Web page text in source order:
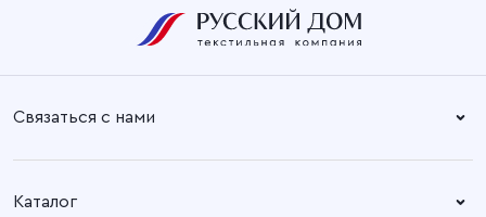
Связаться с нами
+7 (4932) 58-14-67
Каталог